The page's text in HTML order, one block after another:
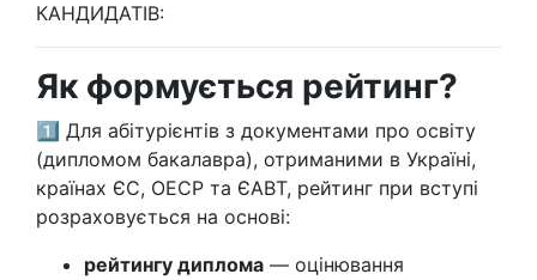
КАНДИДАТІВ:
Як формується рейтинг?
1️⃣ Для абітурієнтів з документами про освіту
(дипломом бакалавра), отриманими в Україні,
країнах ЄС, ОЕСР та ЄАВТ, рейтинг при вступі
розраховується на основі:
рейтингу диплома — оцінювання